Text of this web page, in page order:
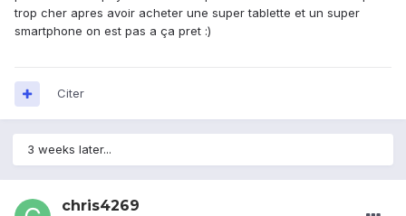
trop cher apres avoir acheter une super tablette et un super
smartphone on est pas a ça pret :)
Citer
3 weeks later...
chris4269